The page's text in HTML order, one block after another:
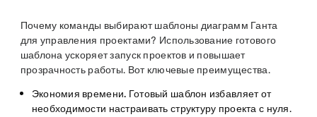
Почему команды выбирают шаблоны диаграмм Ганта
для управления проектами? Использование готового
шаблона ускоряет запуск проектов и повышает
прозрачность работы. Вот ключевые преимущества.
Экономия времени. Готовый шаблон избавляет от
необходимости настраивать структуру проекта с нуля.